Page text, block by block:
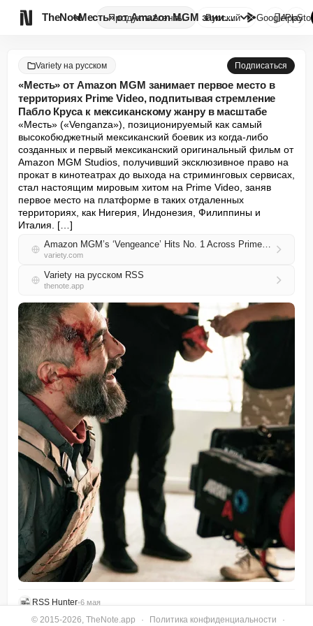
TheNote ПродуктыАгенты «Месть» от Amazon MGM занимает...
Русский GooglePlay

Variety на русском Подписаться
«Месть» от Amazon MGM занимает первое место в
территориях Prime Video, подпитывая стремление
Пабло Круса к мексиканскому жанру в масштабе
«Месть» («Venganza»), позиционируемый как самый
высокобюджетный мексиканский боевик из когда-либо
созданных и первый мексиканский оригинальный фильм от
Amazon MGM Studios, получивший эксклюзивное право на
прокат в кинотеатрах до выхода на стриминговых сервисах,
стал настоящим мировым хитом на Prime Video, заняв
первое место на платформе в таких отдаленных
территориях, как Нигерия, Индонезия, Филиппины и
Италия. […]
Amazon MGM’s ‘Vengeance’ Hits No. 1 Across Prime Video Territories, Fueling Pablo Cruz’s Push for Mexican Genre at Scale
variety.com
Variety на русском RSS
thenote.app
RSS Hunter•6 мая
© 2015-2026, TheNote.app · Политика конфиденциальности ·